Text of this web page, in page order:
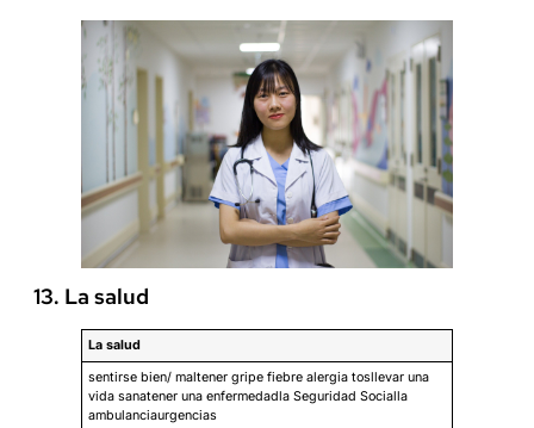
13. La salud
La salud
sentirse bien/ maltener gripe fiebre alergia tosllevar una
vida sanatener una enfermedadla Seguridad Socialla
ambulanciaurgencias